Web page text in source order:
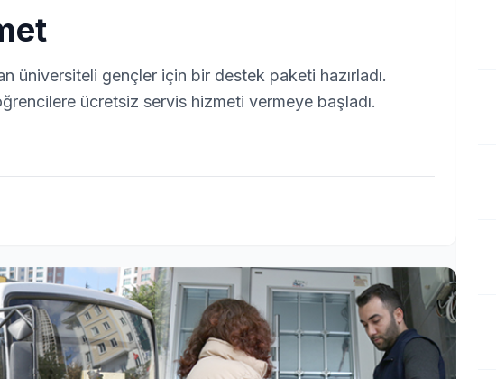
üniversiteli gençler için bir destek paketi hazırladı.
ücretsiz servis hizmeti vermeye başladı.